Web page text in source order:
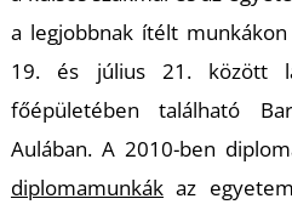
a legjobbnak ítélt
19. és július 21. között
főépületében található
Aulában. A 2010-ben
diplomamunkákaz